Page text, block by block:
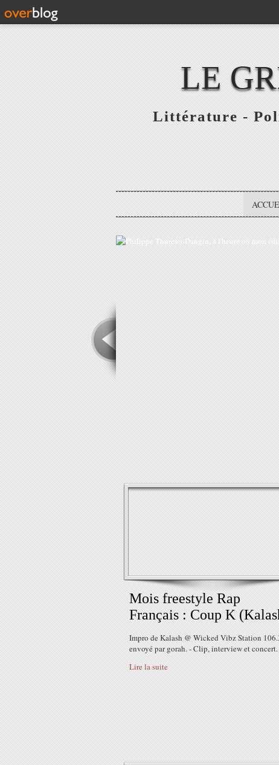
LE
Littérature -
Mois freestyle Rap
Français : Coup K
Impro de Kalash @ Wicked Vibz Station
envoyé par gorah. - Clip, interview et concert.
Lire la suite